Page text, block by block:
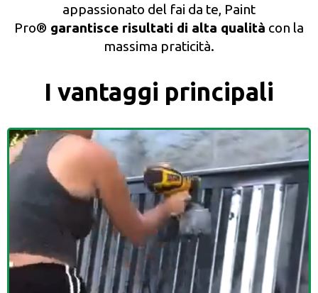
appassionato del fai da te, Paint
Pro® garantisce risultati di alta qualità con la
massima praticità.
I vantaggi principali